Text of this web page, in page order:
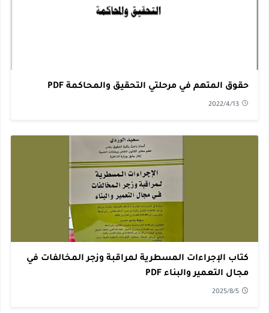
حقوق المتهم في مرحلتي التحقيق والمحاكمة PDF
2022/4/13
كتاب الإجراءات المسطرية لمراقبة وزجر المخالفات في
مجال التعمير والبناء PDF
2025/8/5